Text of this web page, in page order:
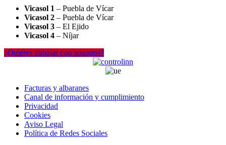
Vicasol 1 – Puebla de Vícar
Vicasol 2 – Puebla de Vícar
Vicasol 3 – El Ejido
Vicasol 4 – Níjar
¿Quiéres trabajar con nosotros?
Facturas y albaranes
Canal de información y cumplimiento
Privacidad
Cookies
Aviso Legal
Política de Redes Sociales